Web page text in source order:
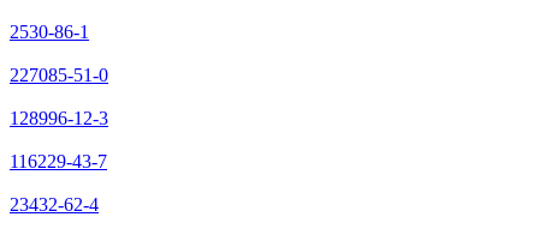
2530-86-1
227085-51-0
128996-12-3
116229-43-7
23432-62-4